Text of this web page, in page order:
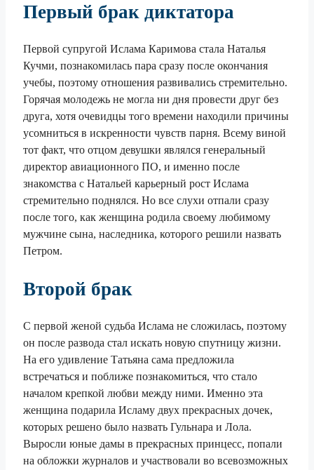
Первый брак диктатора
Первой супругой Ислама Каримова стала Наталья
Кучми, познакомилась пара сразу после окончания
учебы, поэтому отношения развивались стремительно.
Горячая молодежь не могла ни дня провести друг без
друга, хотя очевидцы того времени находили причины
усомниться в искренности чувств парня. Всему виной
тот факт, что отцом девушки являлся генеральный
директор авиационного ПО, и именно после
знакомства с Натальей карьерный рост Ислама
стремительно поднялся. Но все слухи отпали сразу
после того, как женщина родила своему любимому
мужчине сына, наследника, которого решили назвать
Петром.
Второй брак
С первой женой судьба Ислама не сложилась, поэтому
он после развода стал искать новую спутницу жизни.
На его удивление Татьяна сама предложила
встречаться и поближе познакомиться, что стало
началом крепкой любви между ними. Именно эта
женщина подарила Исламу двух прекрасных дочек,
которых решено было назвать Гульнара и Лола.
Выросли юные дамы в прекрасных принцесс, попали
на обложки журналов и участвовали во всевозможных